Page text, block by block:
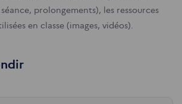
prolongements), les ressources
en classe (images, vidéos).